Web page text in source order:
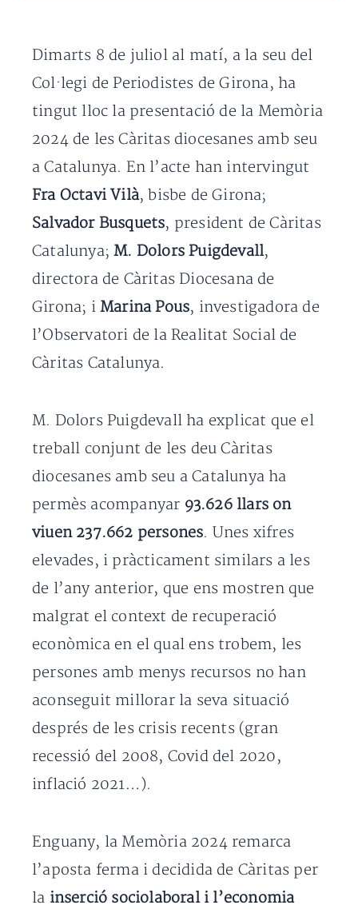
Dimarts 8 de juliol al matí, a la seu del
Col·legi de Periodistes de Girona, ha
tingut lloc la presentació de la Memòria
2024 de les Càritas diocesanes amb seu
a Catalunya. En l’acte han intervingut
Fra Octavi Vilà, bisbe de Girona;
Salvador Busquets, president de Càritas
Catalunya;M. Dolors Puigdevall,
directora de Càritas Diocesana de
Girona; i Marina Pous, investigadora de
l’Observatori de la Realitat Social de
Càritas Catalunya.
M. Dolors Puigdevall ha explicat que el
treball conjunt de les deu Càritas
diocesanes amb seu a Catalunya ha
permès acompanyar 93.626 llars on
viuen 237.662 persones. Unes xifres
elevades, i pràcticament similars a les
de l’any anterior, que ens mostren que
malgrat el context de recuperació
econòmica en el qual ens trobem, les
persones amb menys recursos no han
aconseguit millorar la seva situació
després de les crisis recents (gran
recessió del 2008, Covid del 2020,
inflació 2021…).
Enguany, la Memòria 2024 remarca
l’aposta ferma i decidida de Càritas per
la inserció sociolaboral i l’economia